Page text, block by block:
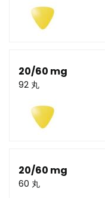
20/60 mg
92 丸
20/60 mg
60 丸